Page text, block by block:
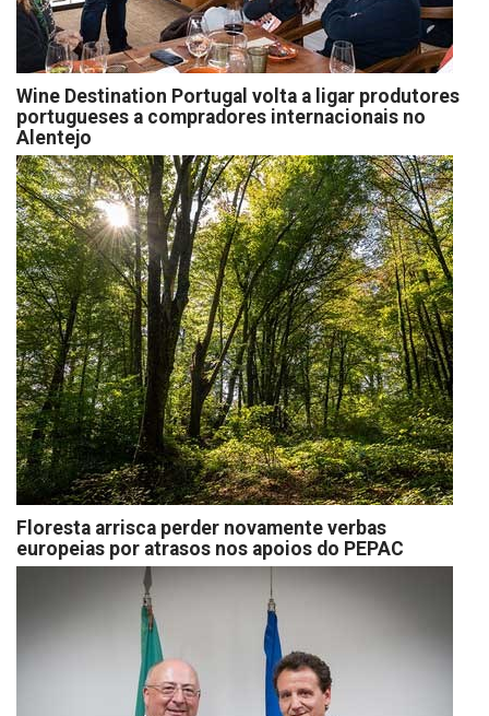
Wine Destination Portugal volta a ligar produtores
portugueses a compradores internacionais no
Alentejo
Floresta arrisca perder novamente verbas
europeias por atrasos nos apoios do PEPAC